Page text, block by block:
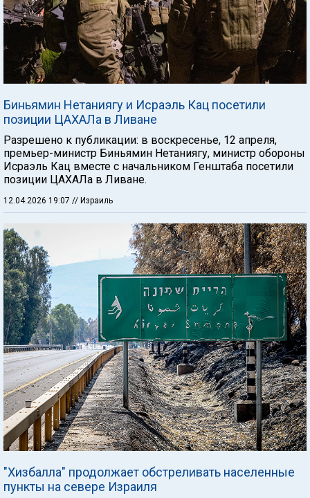
Биньямин Нетаниягу и Исраэль Кац посетили
позиции ЦАХАЛа в Ливане
Разрешено к публикации: в воскресенье, 12 апреля,
премьер-министр Биньямин Нетаниягу, министр обороны
Исраэль Кац вместе с начальником Генштаба посетили
позиции ЦАХАЛа в Ливане.
12.04.2026 19:07 // Израиль
"Хизбалла" продолжает обстреливать населенные
пункты на севере Израиля